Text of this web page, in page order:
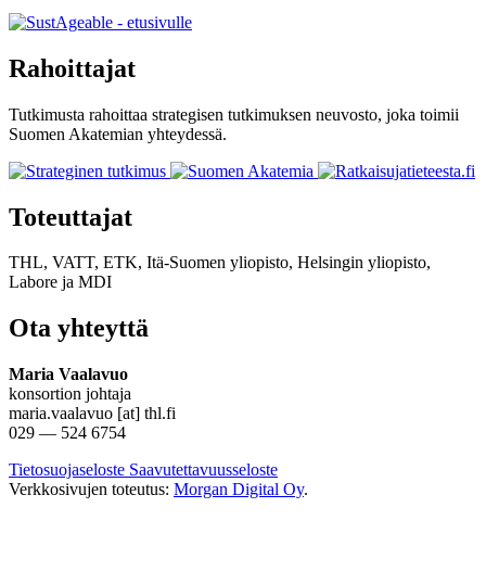
Rahoittajat
Tutkimusta rahoittaa strategisen tutkimuksen neuvosto, joka toimii
Suomen Akatemian yhteydessä.
Toteuttajat
THL, VATT, ETK, Itä-Suomen yliopisto, Helsingin yliopisto,
Labore ja MDI
Ota yhteyttä
Maria Vaalavuo
konsortion johtaja
maria.vaalavuo [at] thl.fi
029 — 524 6754
Tietosuojaseloste Saavutettavuusseloste
Verkkosivujen toteutus: Morgan Digital Oy.